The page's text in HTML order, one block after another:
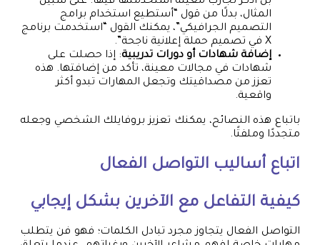
المثال، بدلًا من قول “أستطيع استخدام برامج
التصميم الجرافيكي”، يمكنك القول “استخدمت برنامج
X في تصميم حملة إعلانية ناجحة”.
إضافة شهادات أو دورات تدريبية: إذا حصلت على
شهادات في مجالات معينة، تأكد من إضافتها. هذه
تعزز من مصداقيتك وتجعل المهارات تبدو أكثر
واقعية.
باتباع هذه النصائح، يمكنك تعزيز بروفايلك الشخصي وجعله
متجددًا وملفتًا.
اتباع أساليب التواصل الفعال
كيفية التفاعل مع الآخرين بشكل إيجابي
التواصل الفعال يتجاوز مجرد تبادل الكلمات؛ فهو فن يتطلب